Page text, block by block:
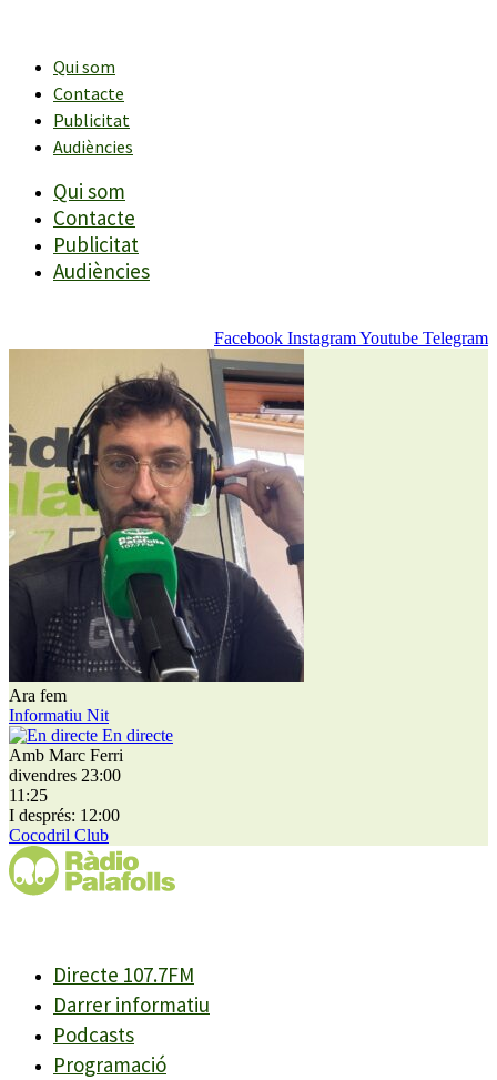
contingutQui som
Contacte
Publicitat
Audiències
Qui som
Contacte
Publicitat
Audiències
Facebook InstagramYoutube Telegram
Ara fem
Informatiu Nit
En directe
Amb Marc Ferri
divendres 23:00
11:25
I després: 12:00
Cocodril Club
Directe 107.7FM
Darrer informatiu
Podcasts
Programació